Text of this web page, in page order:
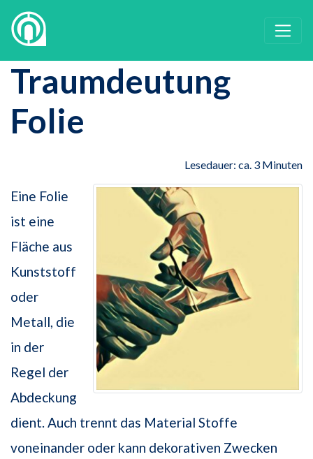
Traumdeutung
Folie
Lesedauer: ca. 3 Minuten
Eine Folie
ist eine
Fläche aus
Kunststoff
oder
Metall, die
in der
Regel der
Abdeckung
dient. Auch trennt das Material Stoffe
voneinander oder kann dekorativen Zwecken